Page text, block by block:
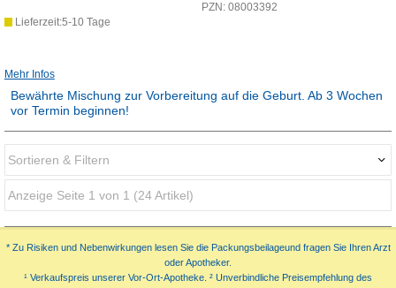
PZN: 08003392
Lieferzeit:5-10 Tage
Mehr Infos
Bewährte Mischung zur Vorbereitung auf die Geburt. Ab 3 Wochen
vor Termin beginnen!
Sortieren & Filtern
Darstellung als:
Sortieren nach:
Anzeige Seite 1 von 1 (24 Artikel)
* Zu Risiken und Nebenwirkungen lesen Sie die Packungsbeilageund fragen Sie Ihren Arzt
oder Apotheker.
¹ Verkaufspreis unserer Vor-Ort-Apotheke. ² Unverbindliche Preisempfehlung des